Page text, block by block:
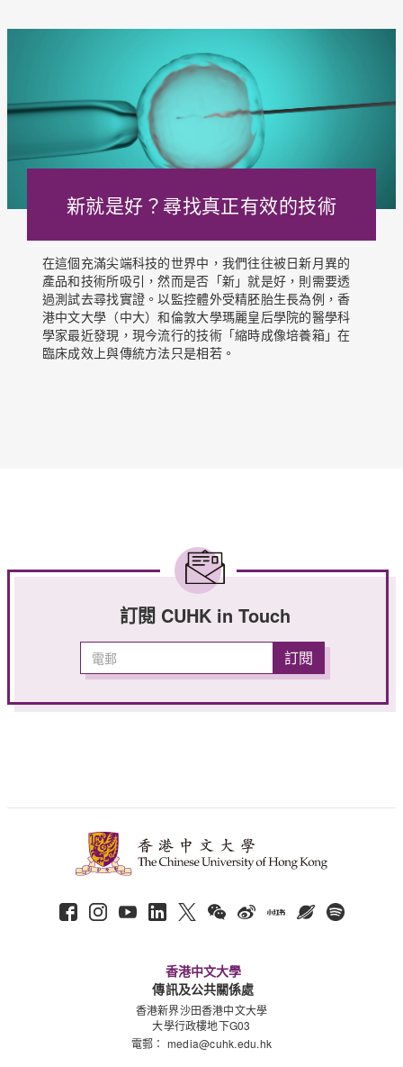
新就是好？尋找真正有效的技術
在這個充滿尖端科技的世界中，我們往往被日新月異的
產品和技術所吸引，然而是否「新」就是好，則需要透
過測試去尋找實證。以監控體外受精胚胎生長為例，香
港中文大學（中大）和倫敦大學瑪麗皇后學院的醫學科
學家最近發現，現今流行的技術「縮時成像培養箱」在
臨床成效上與傳統方法只是相若。
訂閱 CUHK in Touch
香港中文大學
傳訊及公共關係處
香港新界沙田香港中文大學
大學行政樓地下G03
電郵： media@cuhk.edu.hk